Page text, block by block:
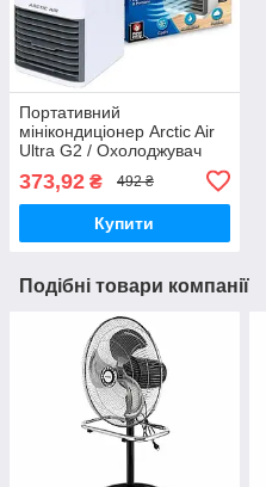
Портативний
мінікондиціонер Arctic Air
Ultra G2 / Охолоджувач
373,92 ₴ 492 ₴
Купити
Подібні товари компанії